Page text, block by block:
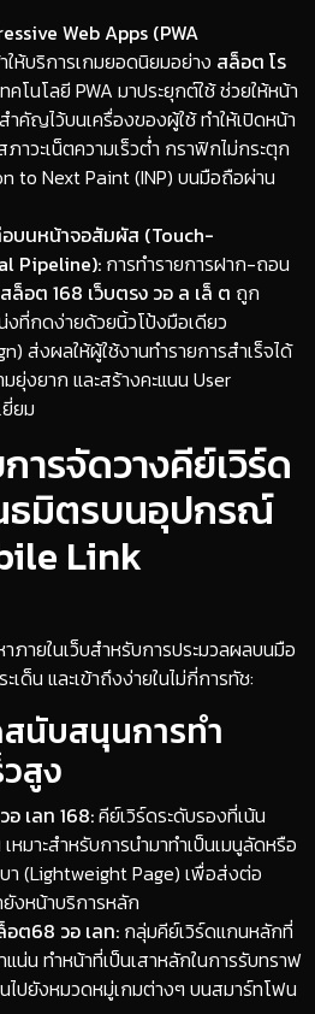
Web Apps (PWA
ให้บริการเกมยอดนิยมอย่าง สล็อต โร
คโนโลยี PWA มาประยุกต์ใช้ ช่วยให้หน้า
คัญไว้บนเครื่องของผู้ใช้ ทำให้เปิดหน้า
ภาวะเน็ตความเร็วต่ำ กราฟิกไม่กระตุก
to Next Paint (INP) บนมือถือผ่าน
อบนหน้าจอสัมผัส (Touch-
Pipeline): การทำรายการฝาก-ถอน
สล็อต 168 เว็บตรง วอ ล เล็ ต ถูก
งที่กดง่ายด้วยนิ้วโป้งมือเดียว
ส่งผลให้ผู้ใช้งานทำรายการสำเร็จได้
ยุ่งยาก และสร้างคะแนน User
ยม
ารจัดวางคีย์เวิร์ด
ธมิตรบนอุปกรณ์
Link
ภายในเว็บสำหรับการประมวลผลบนมือ
ด็น และเข้าถึงง่ายในไม่กี่การทัช:
สนับสนุนการทำ
สูง
เลท 168:คีย์เวิร์ดระดับรองที่เน้น
หมาะสำหรับการนำมาทำเป็นเมนูลัดหรือ
า (Lightweight Page) เพื่อส่งต่อ
งหน้าบริการหลัก
อต68 วอ เลท: กลุ่มคีย์เวิร์ดแกนหลักที่
น่น ทำหน้าที่เป็นเสาหลักในการรับทราฟ
ไปยังหมวดหมู่เกมต่างๆ บนสมาร์ทโฟน